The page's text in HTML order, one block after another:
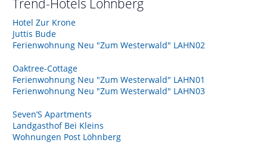
Trend-Hotels Löhnberg
Hotel Zur Krone
Juttis Bude
Ferienwohnung Neu "Zum Westerwald" LAHN02
Oaktree-Cottage
Ferienwohnung Neu "Zum Westerwald" LAHN01
Ferienwohnung Neu "Zum Westerwald" LAHN03
Seven’S Apartments
Landgasthof Bei Kleins
Wohnungen Post Löhnberg